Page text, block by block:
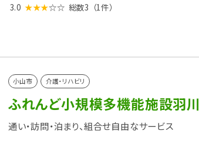
3.0 ★★★☆☆ 総数3 （1件）
小山市 介護・リハビリ
ふれんど小規模多機能施設羽川
通い・訪問・泊まり、組合せ自由なサービス